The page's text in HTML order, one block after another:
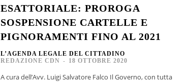
ESATTORIALE: PROROGA
SOSPENSIONE CARTELLE E
PIGNORAMENTI FINO AL 2021
L’AGENDA LEGALE DEL CITTADINO
REDAZIONE CDN - 18 OTTOBRE 2020
A cura dell’Avv. Luigi Salvatore Falco Il Governo, con tutta